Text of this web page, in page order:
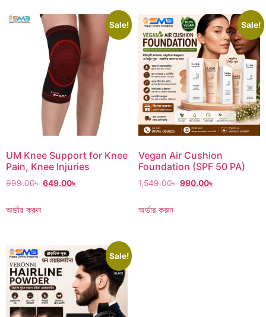
Sale!
UM Knee Support for Knee
Pain, Knee Injuries
999.00৳ 649.00৳
অর্ডার করুন
Sale!
Vegan Air Cushion
Foundation (SPF 50 PA)
1,549.00৳ 990.00৳
অর্ডার করুন
Sale!